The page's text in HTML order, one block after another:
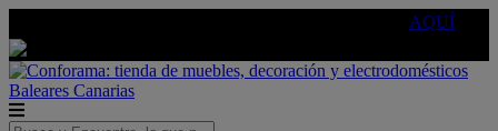
AQUÍ
Baleares Canarias